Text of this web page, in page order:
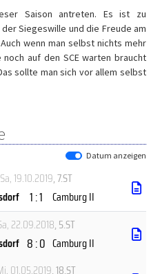
Saison antreten. Es ist zu
Siegeswille und die Freude am
wenn man selbst nichts mehr
auf den SCE warten braucht
sollte man sich vor allem selbst
Datum anzeigen
Sa, 19.10.2019, 7.ST
1 : 1 Camburg II
22.09.2018, 5.ST
8 : 0 Camburg II
01.05.2019, 18.ST